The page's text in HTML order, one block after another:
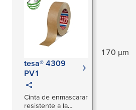
tesa® 4309
PV1
Cinta de enmascarar
resistente a la
170 µm